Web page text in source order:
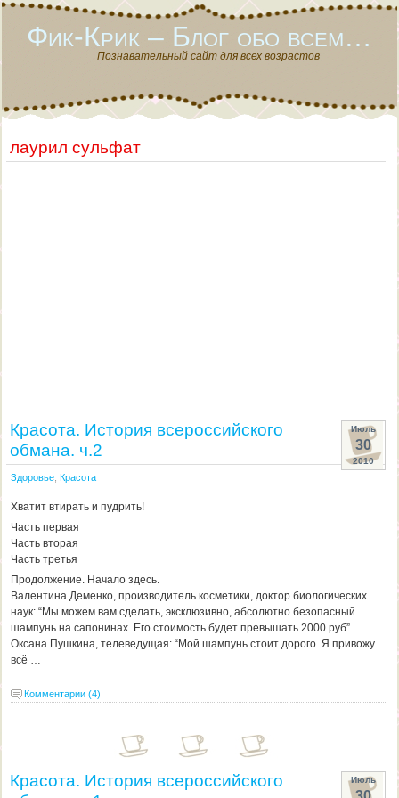
Фик-Крик – Блог обо всем…
Познавательный сайт для всех возрастов
лаурил сульфат
Июль
30
2010
Красота. История всероссийского
обмана. ч.2
Здоровье ,Красота
Хватит втирать и пудрить!
Часть первая
Часть вторая
Часть третья
Продолжение. Начало здесь.
Валентина Деменко, производитель косметики, доктор биологических
наук: “Мы можем вам сделать, эксклюзивно, абсолютно безопасный
шампунь на сапонинах. Его стоимость будет превышать 2000 руб”.
Оксана Пушкина, телеведущая: “Мой шампунь стоит дорого. Я привожу
всё …
Комментарии (4)
Июль
Красота. История всероссийского